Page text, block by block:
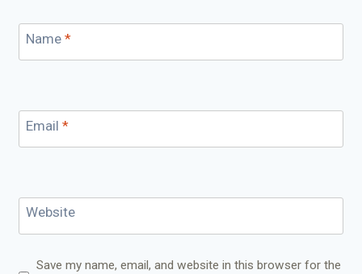
Name *
Email *
Website
Save my name, email, and website in this browser for the